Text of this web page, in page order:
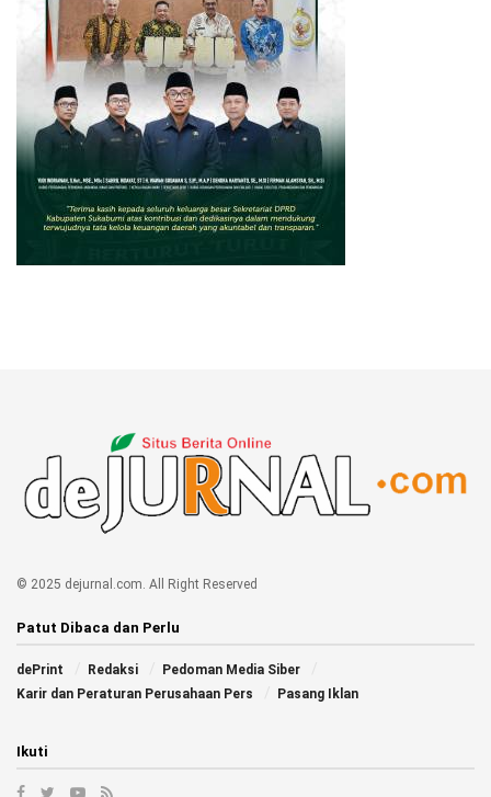
© 2025 dejurnal.com. All Right Reserved
Patut Dibaca dan Perlu
dePrint Redaksi
Pedoman Media Siber
Karir dan Peraturan Perusahaan Pers
Pasang Iklan
Ikuti